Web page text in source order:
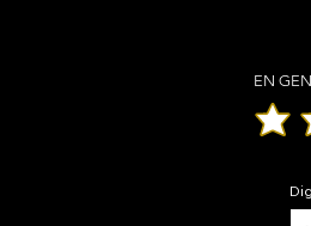
EN